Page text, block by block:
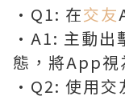
•Q1: 在交友
•A1: 主動出
態，將App視
•Q2: 使用交